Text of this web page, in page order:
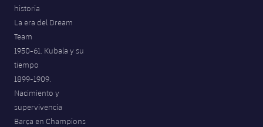
historia
La era del Dream
Team
1950-61. Kubala y su
tiempo
1899-1909.
Nacimiento y
supervivencia
Barça en Champions